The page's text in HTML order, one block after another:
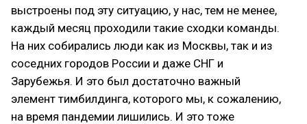
выстроены под эту ситуацию, у нас, тем не менее,
каждый месяц проходили такие сходки команды.
На них собирались люди как из Москвы, так и из
соседних городов России и даже СНГ и
Зарубежья. И это был достаточно важный
элемент тимбилдинга, которого мы, к сожалению,
на время пандемии лишились. И это тоже